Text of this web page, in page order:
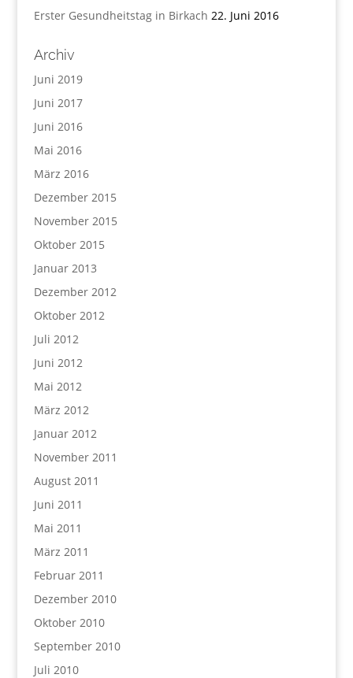
Erster Gesundheitstag in Birkach 22. Juni 2016
Archiv
Juni 2019
Juni 2017
Juni 2016
Mai 2016
März 2016
Dezember 2015
November 2015
Oktober 2015
Januar 2013
Dezember 2012
Oktober 2012
Juli 2012
Juni 2012
Mai 2012
März 2012
Januar 2012
November 2011
August 2011
Juni 2011
Mai 2011
März 2011
Februar 2011
Dezember 2010
Oktober 2010
September 2010
Juli 2010